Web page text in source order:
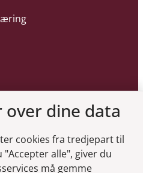
dine data
cookies fra tredjepart til
alle", giver du
må gemme